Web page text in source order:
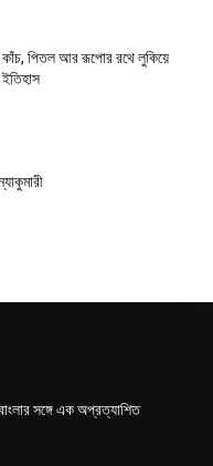
কাঁচ, পিতল আর রূপোর রথে লুকিয়ে
সঙ্গে এক অপ্রত্যাশিত